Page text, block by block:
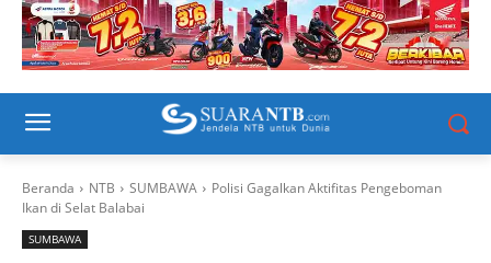
Beranda NTB SUMBAWA
Polisi Gagalkan Aktifitas Pengeboman
Ikan di Selat Balabai
SUMBAWA